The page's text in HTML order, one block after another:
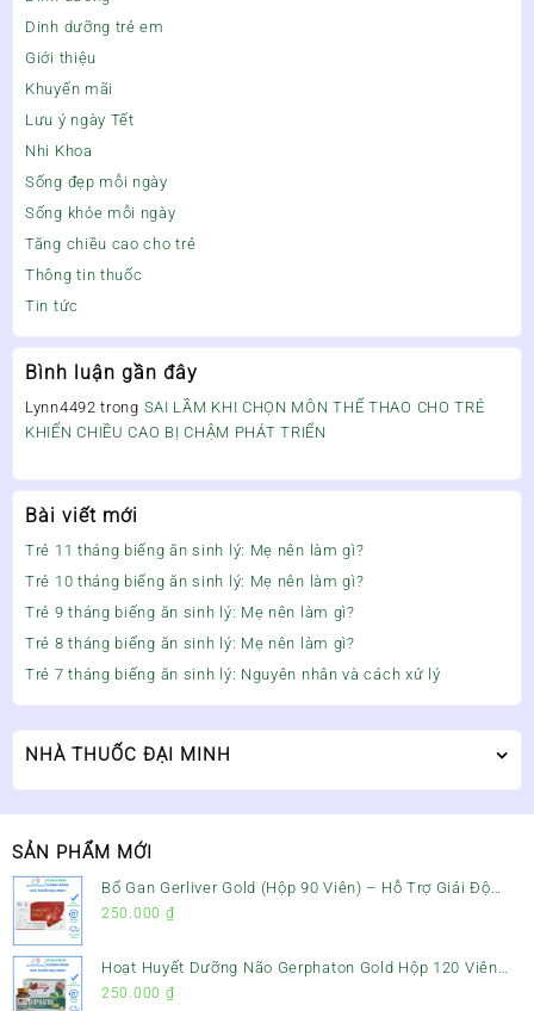
Dinh dưỡng trẻ em
Giới thiệu
Khuyến mãi
Lưu ý ngày Tết
Nhi Khoa
Sống đẹp mỗi ngày
Sống khỏe mỗi ngày
Tăng chiều cao cho trẻ
Thông tin thuốc
Tin tức
Bình luận gần đây
Lynn4492 trong SAI LẦM KHI CHỌN MÔN THỂ THAO CHO TRẺ
KHIẾN CHIỀU CAO BỊ CHẬM PHÁT TRIỂN
Bài viết mới
Trẻ 11 tháng biếng ăn sinh lý: Mẹ nên làm gì?
Trẻ 10 tháng biếng ăn sinh lý: Mẹ nên làm gì?
Trẻ 9 tháng biếng ăn sinh lý: Mẹ nên làm gì?
Trẻ 8 tháng biếng ăn sinh lý: Mẹ nên làm gì?
Trẻ 7 tháng biếng ăn sinh lý: Nguyên nhân và cách xử lý
NHÀ THUỐC ĐẠI MINH
SẢN PHẨM MỚI
Bổ Gan Gerliver Gold (Hộp 90 Viên) – Hỗ Trợ Giải Độc
Gan, Mát Gan & Bảo Vệ Gan
250.000 ₫
Hoạt Huyết Dưỡng Não Gerphaton Gold Hộp 120 Viên
– Giảm Đau Đầu, Hoa Mắt, Chóng Mặt & Rối Loạn Tiền
250.000 ₫